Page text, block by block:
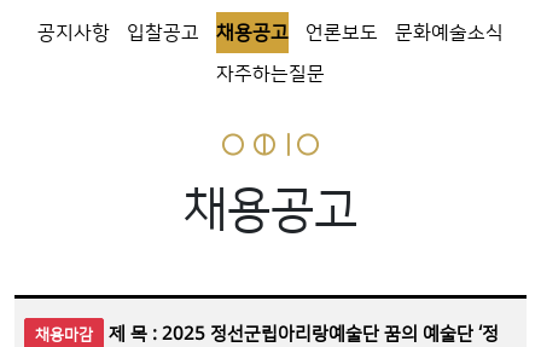
공지사항 입찰공고 채용공고 언론보도
문화예술소식
자주하는질문
채용공고
채용마감
제 목 : 2025 정선군립아리랑예술단 꿈의 예술단 ‘정